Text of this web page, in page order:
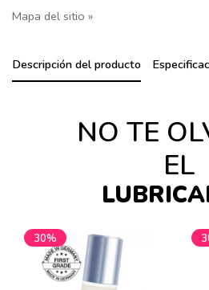
Mapa del sitio »
Descripción del producto
NO TE
EL
30%